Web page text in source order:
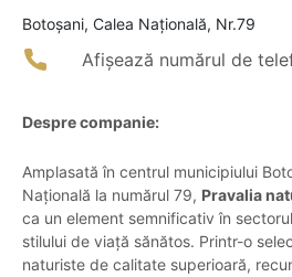
Botoşani, Calea Națională, Nr.79
Afișează numărul de
Despre companie:
Amplasată în centrul municipiului
Națională la numărul 79, Pravalia
ca un element semnificativ în
stilului de viață sănătos. Printr-o
naturiste de calitate superioară,